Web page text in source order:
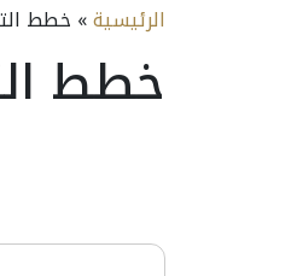
الرئيسية» خطط
خطط